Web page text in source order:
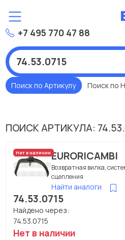
+7 495 770 47 88
Поиск по Артикулу Поиск по
ПОИСК АРТИКУЛА:
Нет в наличииEURORICAMBI
Возвратная вилка,
сцепления
Найти аналоги
74.53.0715
Найдено через:
74.53.0715
Нет в наличии